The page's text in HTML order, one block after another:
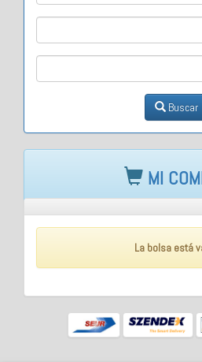
Buscar
MI
La bolsa está